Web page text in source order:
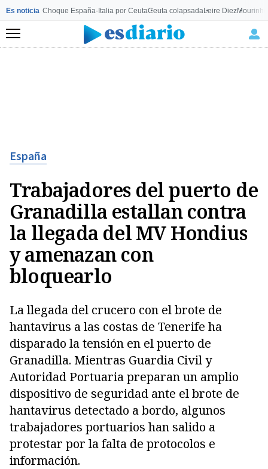
Es noticia Choque España-Italia por CeutaCeuta colapsadaLeire Diez
Menú
España
Trabajadores del puerto de
Granadilla estallan contra
la llegada del MV Hondius
y amenazan con
bloquearlo
La llegada del crucero con el brote de
hantavirus a las costas de Tenerife ha
disparado la tensión en el puerto de
Granadilla. Mientras Guardia Civil y
Autoridad Portuaria preparan un amplio
dispositivo de seguridad ante el brote de
hantavirus detectado a bordo, algunos
trabajadores portuarios han salido a
protestar por la falta de protocolos e
información.